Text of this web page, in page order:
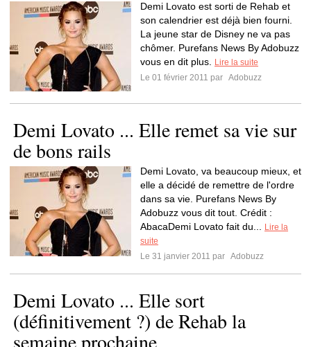
Demi Lovato est sorti de Rehab et
son calendrier est déjà bien fourni.
La jeune star de Disney ne va pas
chômer. Purefans News By Adobuzz
vous en dit plus.
Lire la suite
Le 01 février 2011 par Adobuzz
Demi Lovato ... Elle remet sa vie sur
de bons rails
Demi Lovato, va beaucoup mieux, et
elle a décidé de remettre de l'ordre
dans sa vie. Purefans News By
Adobuzz vous dit tout. Crédit :
AbacaDemi Lovato fait du...
Lire la
suite
Le 31 janvier 2011 par Adobuzz
Demi Lovato ... Elle sort
(définitivement ?) de Rehab la
semaine prochaine